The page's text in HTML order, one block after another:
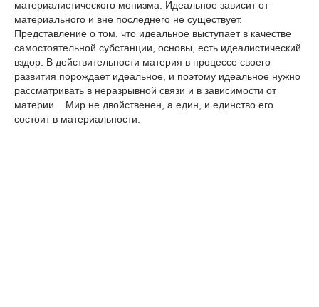
материалистического монизма. Идеальное зависит от
материального и вне последнего не существует.
Представление о том, что идеальное выступает в качестве
самостоятельной субстанции, основы, есть идеалистический
вздор. В действительности материя в процессе своего
развития порождает идеальное, и поэтому идеальное нужно
рассматривать в неразрывной связи и в зависимости от
материи. _Мир не двойственен, а един, и единство его
состоит в материальности.